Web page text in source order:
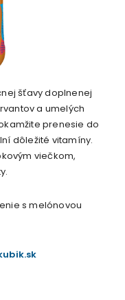
šťavy doplnenej
a umelých
prenesie do
dôležité vitamíny.
viečkom,
s melónovou